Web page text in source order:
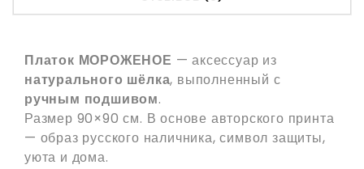
Платок МОРОЖЕНОЕ — аксессуар из
натурального шёлка, выполненный с
ручным подшивом.
Размер 90×90 см. В основе авторского принта
— образ русского наличника, символ защиты,
уюта и дома.